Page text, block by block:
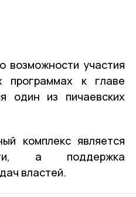
возможности участия
программах к главе
один из пичаевских
комплекс является
а поддержка
властей.